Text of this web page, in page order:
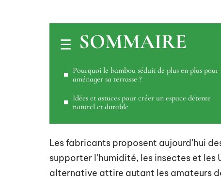
SOMMAIRE
Pourquoi le bambou séduit de plus en plus pour
aménager sa terrasse ?
Idées et astuces pour créer un espace détente
naturel et durable
Les fabricants proposent aujourd’hui
supporter l’humidité, les insectes et
alternative attire autant les amateurs